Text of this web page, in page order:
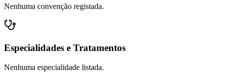
Nenhuma convenção registada.
Especialidades e Tratamentos
Nenhuma especialidade listada.